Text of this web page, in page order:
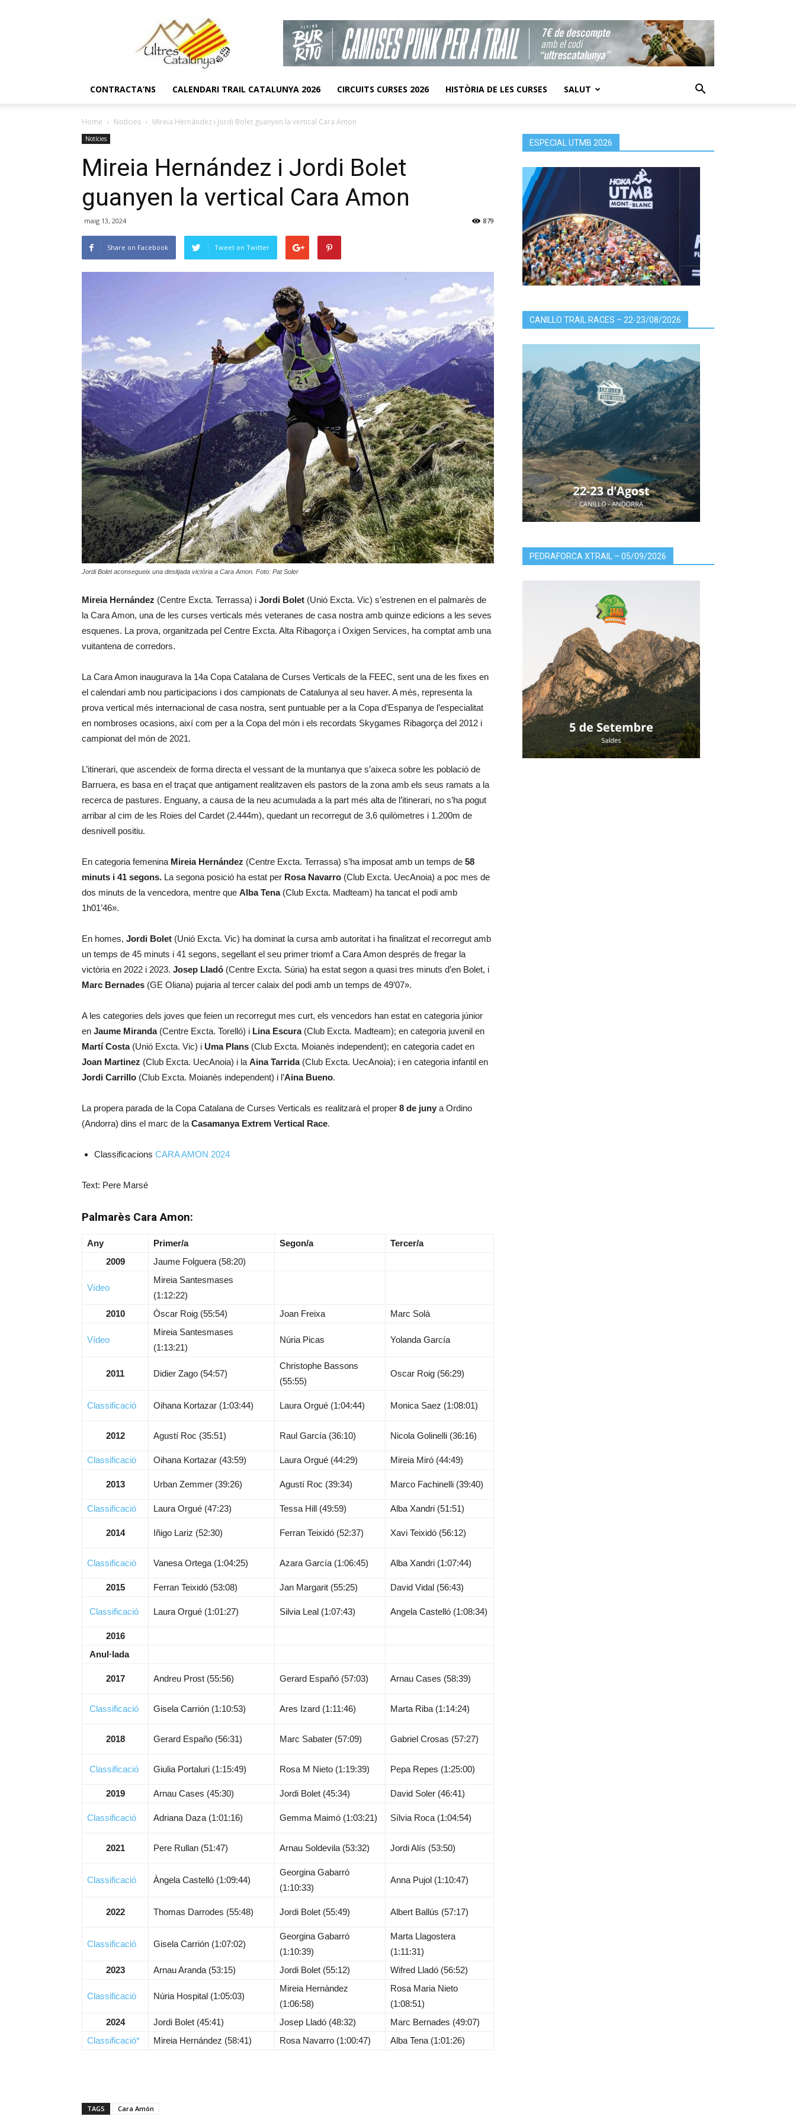
CONTRACTA’NS CALENDARI TRAIL CATALUNYA 2026 CIRCUITS CURSES 2026 HISTÒRIA DE LES CURSES SALUT
Home Notícies Mireia Hernández i Jordi Bolet guanyen la vertical Cara Amon
Notícies
Mireia Hernández i Jordi Bolet
guanyen la vertical Cara Amon
maig 13, 2024 879
Share on Facebook Tweet on Twitter
Jordi Bolet aconsegueix una desitjada victòria a Cara Amon. Foto: Pat Soler
Mireia Hernández (Centre Excta. Terrassa) i Jordi Bolet (Unió Excta. Vic) s’estrenen en el palmarès de
la Cara Amon, una de les curses verticals més veteranes de casa nostra amb quinze edicions a les seves
esquenes. La prova, organitzada pel Centre Excta. Alta Ribagorça i Oxigen Services, ha comptat amb una
vuitantena de corredors.
La Cara Amon inaugurava la 14a Copa Catalana de Curses Verticals de la FEEC, sent una de les fixes en
el calendari amb nou participacions i dos campionats de Catalunya al seu haver. A més, representa la
prova vertical més internacional de casa nostra, sent puntuable per a la Copa d’Espanya de l’especialitat
en nombroses ocasions, així com per a la Copa del món i els recordats Skygames Ribagorça del 2012 i
campionat del món de 2021.
L’itinerari, que ascendeix de forma directa el vessant de la muntanya que s’aixeca sobre les població de
Barruera, es basa en el traçat que antigament realitzaven els pastors de la zona amb els seus ramats a la
recerca de pastures. Enguany, a causa de la neu acumulada a la part més alta de l’itinerari, no s’ha pogut
arribar al cim de les Roies del Cardet (2.444m), quedant un recorregut de 3,6 quilòmetres i 1.200m de
desnivell positiu.
En categoria femenina Mireia Hernández (Centre Excta. Terrassa) s’ha imposat amb un temps de 58
minuts i 41 segons. La segona posició ha estat per Rosa Navarro (Club Excta. UecAnoia) a poc mes de
dos minuts de la vencedora, mentre que Alba Tena(Club Excta. Madteam) ha tancat el podi amb
1h01’46».
En homes, Jordi Bolet (Unió Excta. Vic) ha dominat la cursa amb autoritat i ha finalitzat el recorregut amb
un temps de 45 minuts i 41 segons, segellant el seu primer triomf a Cara Amon després de fregar la
victòria en 2022 i 2023. Josep Lladó (Centre Excta. Súria) ha estat segon a quasi tres minuts d’en Bolet, i
Marc Bernades (GE Oliana) pujaria al tercer calaix del podi amb un temps de 49’07».
A les categories dels joves que feien un recorregut mes curt, els vencedors han estat en categoria júnior
en Jaume Miranda(Centre Excta. Torelló) i Lina Escura(Club Excta. Madteam); en categoria juvenil en
Martí Costa(Unió Excta. Vic) i Uma Plans (Club Excta. Moianès independent); en categoria cadet en
Joan Martinez (Club Excta. UecAnoia) i la Aina Tarrida(Club Excta. UecAnoia); i en categoria infantil en
Jordi Carrillo (Club Excta. Moianès independent) i l’Aina Bueno.
La propera parada de la Copa Catalana de Curses Verticals es realitzarà el proper 8 de juny a Ordino
(Andorra) dins el marc de la Casamanya Extrem Vertical Race.
Classificacions CARA AMON 2024
Text: Pere Marsé
Palmarès Cara Amon:
Any Primer/a Segon/a
Tercer/a
2009
Jaume Folguera (58:20)
Vídeo
Mireia Santesmases
(1:12:22)
2010
Òscar Roig (55:54) Joan Freixa Marc Solà
Vídeo
Mireia Santesmases
(1:13:21)
Núria Picas Yolanda García
2011 Didier Zago (54:57)
Christophe Bassons
(55:55)
Oscar Roig (56:29)
Classificació Oihana Kortazar (1:03:44) Laura Orgué (1:04:44) Monica Saez (1:08:01)
2012 Agustí Roc (35:51) Raul García (36:10) Nicola Golinelli (36:16)
Classificació Oihana Kortazar (43:59) Laura Orgué (44:29) Mireia Miró (44:49)
2013 Urban Zemmer (39:26) Agustí Roc (39:34) Marco Fachinelli (39:40)
Classificació Laura Orgué (47:23) Tessa Hill (49:59) Alba Xandri (51:51)
2014 Iñigo Lariz (52:30) Ferran Teixidó (52:37) Xavi Teixidó (56:12)
Classificació Vanesa Ortega (1:04:25) Azara García (1:06:45) Alba Xandri (1:07:44)
2015 Ferran Teixidó (53:08) Jan Margarit (55:25) David Vidal (56:43)
Classificació Laura Orgué (1:01:27) Silvia Leal (1:07:43) Angela Castelló (1:08:34)
2016
Anul·lada
2017 Andreu Prost (55:56) Gerard Españó (57:03) Arnau Cases (58:39)
Classificació Gisela Carrión (1:10:53) Ares Izard (1:11:46) Marta Riba (1:14:24)
2018 Gerard Españo (56:31) Marc Sabater (57:09) Gabriel Crosas (57:27)
Classificació Giulia Portaluri (1:15:49) Rosa M Nieto (1:19:39) Pepa Repes (1:25:00)
2019 Arnau Cases (45:30) Jordi Bolet (45:34) David Soler (46:41)
Classificació Adriana Daza (1:01:16) Gemma Maimó (1:03:21) Sílvia Roca (1:04:54)
2021 Pere Rullan (51:47) Arnau Soldevila (53:32) Jordi Alís (53:50)
Classificació Àngela Castelló (1:09:44)
Georgina Gabarró
(1:10:33)
Anna Pujol (1:10:47)
2022 Thomas Darrodes (55:48) Jordi Bolet (55:49) Albert Ballús (57:17)
Classificació Gisela Carrión (1:07:02)
Georgina Gabarró
(1:10:39)
Marta Llagostera
(1:11:31)
2023
Arnau Aranda (53:15) Jordi Bolet (55:12) Wifred Lladó (56:52)
Classificació Núria Hospital (1:05:03)
Mireia Hernández
(1:06:58)
Rosa Maria Nieto
(1:08:51)
2024
Jordi Bolet (45:41) Josep Lladó (48:32)
Marc Bernades (49:07)
Classificació*
Mireia Hernández (58:41) Rosa Navarro (1:00:47) Alba Tena (1:01:26)
TAGS Cara Amón
ESPECIAL UTMB 2026
CANILLO TRAIL RACES – 22-23/08/2026
PEDRAFORCA XTRAIL – 05/09/2026